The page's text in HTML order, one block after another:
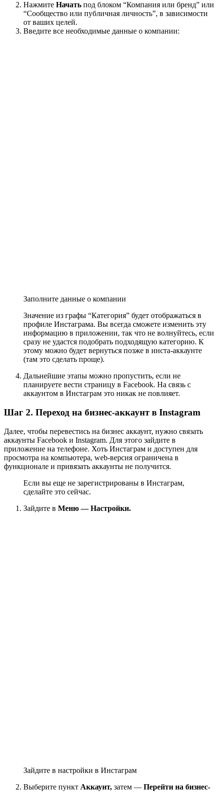
Нажмите Начать под блоком “Компания или бренд” или
“Сообщество или публичная личность”, в зависимости
от ваших целей.
Введите все необходимые данные о компании:
Заполните данные о компании
Значение из графы “Категория” будет отображаться в
профиле Инстаграма. Вы всегда сможете изменить эту
информацию в приложении, так что не волнуйтесь, если
сразу не удастся подобрать подходящую категорию. К
этому можно будет вернуться позже в инста-аккаунте
(там это сделать проще).
Дальнейшие этапы можно пропустить, если не
планируете вести страницу в Facebook. На связь с
аккаунтом в Инстаграм это никак не повлияет.
Шаг 2. Переход на бизнес-аккаунт в Instagram
Далее, чтобы перевестись на бизнес аккаунт, нужно связать
аккаунты Facebook и Instagram. Для этого зайдите в
приложение на телефоне. Хоть Инстаграм и доступен для
просмотра на компьютера, web-версия ограничена в
функционале и привязать аккаунты не получится.
Если вы еще не зарегистрированы в Инстаграм,
сделайте это сейчас.
Зайдите в Меню — Настройки.
Зайдите в настройки в Инстаграм
Выберите пункт Аккаунт, затем — Перейти на бизнес-